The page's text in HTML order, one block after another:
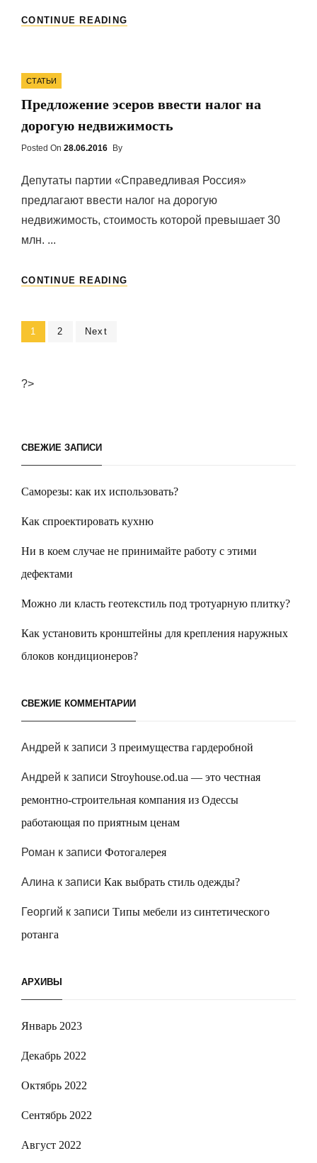
CONTINUE READING
УКРАИНЕ
ПРОБЛЕМЫ
Categories
СТАТЬИ
Предложение эсеров ввести налог на
дорогую недвижимость
Posted On Posted
28.06.2016 By
Депутаты партии «Справедливая Россия»
предлагают ввести налог на дорогую
недвижимость, стоимость которой превышает 30
млн. ...
CONTINUE READING
Навигация
записям
Page
1 Page
2 Next
?>
СВЕЖИЕ ЗАПИСИ
Саморезы: как их использовать?
Как спроектировать кухню
Ни в коем случае не принимайте работу с этими
дефектами
Можно ли класть геотекстиль под тротуарную плитку?
Как установить кронштейны для крепления наружных
блоков кондиционеров?
СВЕЖИЕ КОММЕНТАРИИ
Андрей к записи 3 преимущества гардеробной
Андрей к записи Stroyhouse.od.ua — это честная
ремонтно-строительная компания из Одессы
работающая по приятным ценам
Роман к записи Фотогалерея
Алина к записи Как выбрать стиль одежды?
Георгий к записи Типы мебели из синтетического
ротанга
АРХИВЫ
Январь 2023
Декабрь 2022
Октябрь 2022
Сентябрь 2022
Август 2022